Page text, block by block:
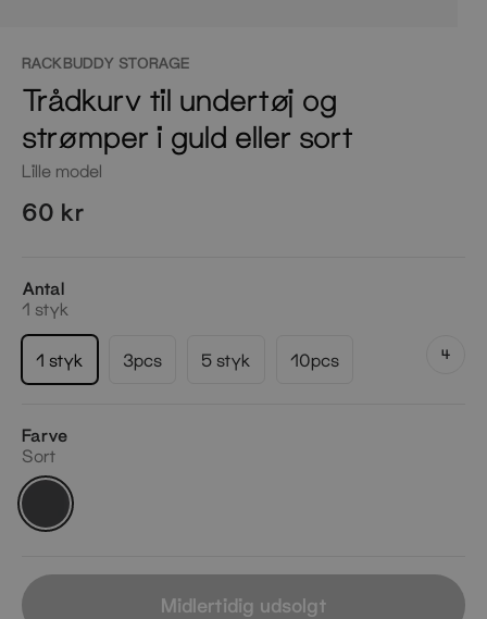
RACKBUDDY STORAGE
Trådkurv til undertøj og
strømper i guld eller sort
Lille model
60 kr
Antal
1 styk
1 styk 3pcs 5 styk 10pcs 4
Farve
Sort
Sort
Midlertidig udsolgt